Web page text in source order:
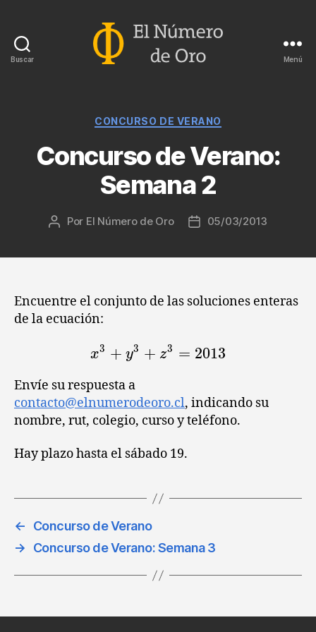
Buscar
Oro
Menú
Categorías
CONCURSO DE VERANO
Concurso de Verano:
Semana 2
Autor
Por El Número de Oro
Fecha05/03/2013
Encuentre el conjunto de las soluciones enteras
de la ecuación:
x^3+y^3+z^3 = 2013
x3 + y3 + z3 = 2013
Envíe su respuesta a
contacto@elnumerodeoro.cl, indicando su
nombre, rut, colegio, curso y teléfono.
Hay plazo hasta el sábado 19.
←
Concurso de Verano
→
Concurso de Verano: Semana 3